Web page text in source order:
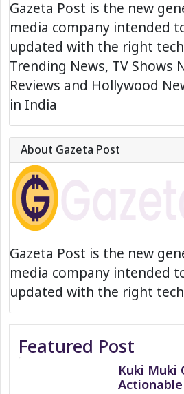
Gazeta Post is the new
media company intended
updated with the right
Trending News, TV Shows
Reviews and Hollywood
in India
About Gazeta Post
Gazeta Post is the new
media company intended
updated with the right
Featured Post
Kuki Muki